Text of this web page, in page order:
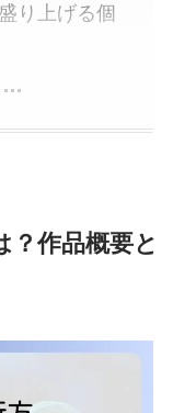
り上げる個
？作品概要と